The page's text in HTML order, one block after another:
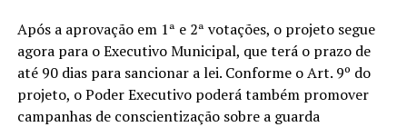
Após a aprovação em 1ª e 2ª votações, o projeto segue
agora para o Executivo Municipal, que terá o prazo de
até 90 dias para sancionar a lei. Conforme o Art. 9º do
projeto, o Poder Executivo poderá também promover
campanhas de conscientização sobre a guarda